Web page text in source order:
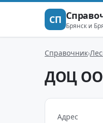
СП Брянск и
Справочник
ДОЦ
Адрес